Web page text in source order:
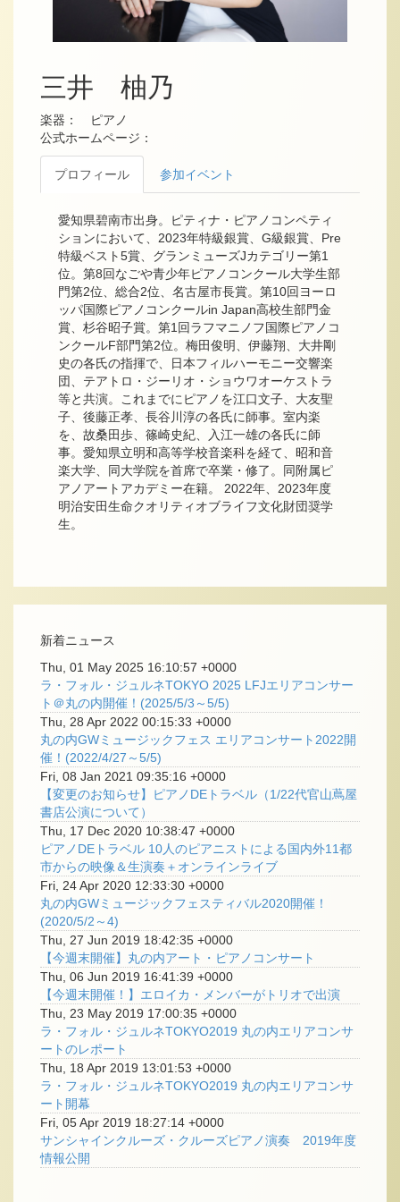
三井 柚乃
楽器： ピアノ
公式ホームページ：
プロフィール 参加イベント
愛知県碧南市出身。ピティナ・ピアノコンペティ
ションにおいて、2023年特級銀賞、G級銀賞、Pre
特級ベスト5賞、グランミューズJカテゴリー第1
位。第8回なごや青少年ピアノコンクール大学生部
門第2位、総合2位、名古屋市長賞。第10回ヨーロ
ッパ国際ピアノコンクールin Japan高校生部門金
賞、杉谷昭子賞。第1回ラフマニノフ国際ピアノコ
ンクールF部門第2位。梅田俊明、伊藤翔、大井剛
史の各氏の指揮で、日本フィルハーモニー交響楽
団、テアトロ・ジーリオ・ショウワオーケストラ
等と共演。これまでにピアノを江口文子、大友聖
子、後藤正孝、長谷川淳の各氏に師事。室内楽
を、故桑田歩、篠崎史紀、入江一雄の各氏に師
事。愛知県立明和高等学校音楽科を経て、昭和音
楽大学、同大学院を首席で卒業・修了。同附属ピ
アノアートアカデミー在籍。 2022年、2023年度
明治安田生命クオリティオブライフ文化財団奨学
生。
新着ニュース
Thu, 01 May 2025 16:10:57 +0000
ラ・フォル・ジュルネTOKYO 2025 LFJエリアコンサー
ト＠丸の内開催！(2025/5/3～5/5)
Thu, 28 Apr 2022 00:15:33 +0000
丸の内GWミュージックフェス エリアコンサート2022開
催！(2022/4/27～5/5)
Fri, 08 Jan 2021 09:35:16 +0000
【変更のお知らせ】ピアノDEトラベル（1/22代官山蔦屋
書店公演について）
Thu, 17 Dec 2020 10:38:47 +0000
ピアノDEトラベル 10人のピアニストによる国内外11都
市からの映像＆生演奏＋オンラインライブ
Fri, 24 Apr 2020 12:33:30 +0000
丸の内GWミュージックフェスティバル2020開催！
(2020/5/2～4)
Thu, 27 Jun 2019 18:42:35 +0000
【今週末開催】丸の内アート・ピアノコンサート
Thu, 06 Jun 2019 16:41:39 +0000
【今週末開催！】エロイカ・メンバーがトリオで出演
Thu, 23 May 2019 17:00:35 +0000
ラ・フォル・ジュルネTOKYO2019 丸の内エリアコンサ
ートのレポート
Thu, 18 Apr 2019 13:01:53 +0000
ラ・フォル・ジュルネTOKYO2019 丸の内エリアコンサ
ート開幕
Fri, 05 Apr 2019 18:27:14 +0000
サンシャインクルーズ・クルーズピアノ演奏 2019年度
情報公開